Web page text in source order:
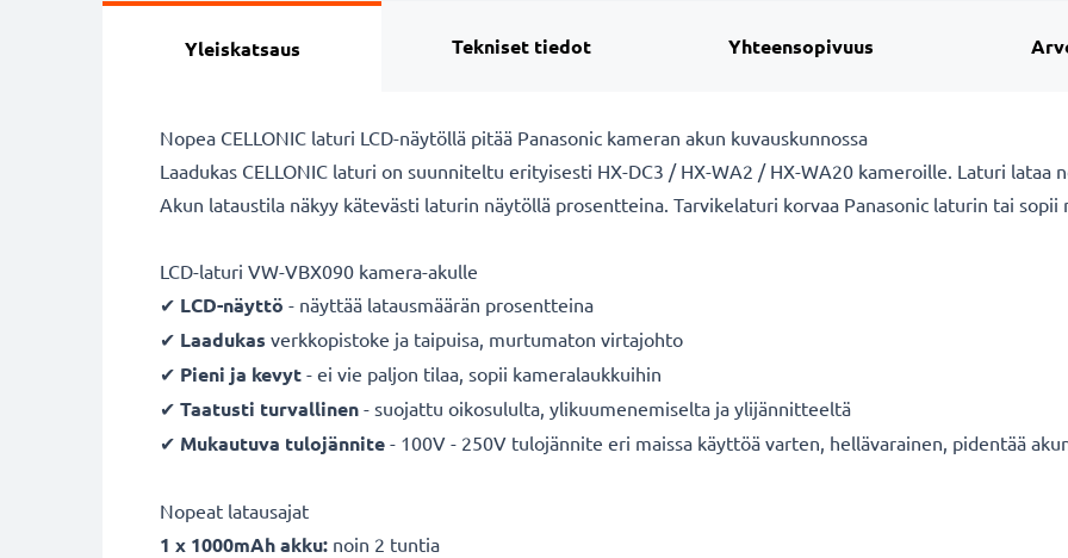
Yleiskatsaus Tekniset tiedot Yhteensopivuus
Nopea CELLONIC laturi LCD-näytöllä pitää Panasonic kameran akun kuvauskunnossa
Laadukas CELLONIC laturi on suunniteltu erityisesti HX-DC3 / HX-WA2 / HX-WA20 kameroille. Laturi lataa
Akun lataustila näkyy kätevästi laturin näytöllä prosentteina. Tarvikelaturi korvaa Panasonic laturin tai sopii
LCD-laturi VW-VBX090 kamera-akulle
✔ LCD-näyttö - näyttää latausmäärän prosentteina
✔ Laadukas verkkopistoke ja taipuisa, murtumaton virtajohto
✔ Pieni ja kevyt - ei vie paljon tilaa, sopii kameralaukkuihin
✔ Taatusti turvallinen - suojattu oikosululta, ylikuumenemiselta ja ylijännitteeltä
✔ Mukautuva tulojännite - 100V - 250V tulojännite eri maissa käyttöä varten, hellävarainen, pidentää
Nopeat latausajat
1 x 1000mAh akku: noin 2 tuntia